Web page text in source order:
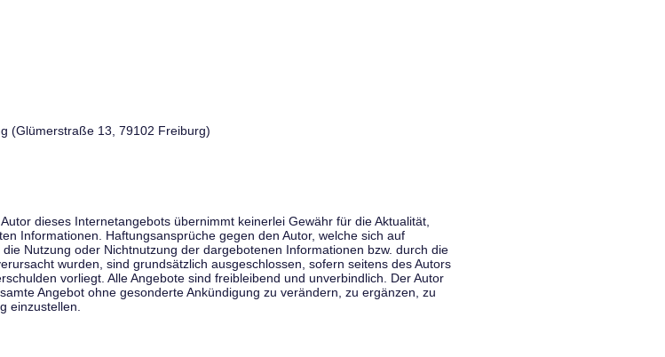
(Glümerstraße 13, 79102 Freiburg)
dieses Internetangebots übernimmt keinerlei Gewähr für die Aktualität,
Informationen. Haftungsansprüche gegen den Autor, welche sich auf
Nutzung oder Nichtnutzung der dargebotenen Informationen bzw. durch die
wurden, sind grundsätzlich ausgeschlossen, sofern seitens des Autors
vorliegt. Alle Angebote sind freibleibend und unverbindlich. Der Autor
Angebot ohne gesonderte Ankündigung zu verändern, zu ergänzen, zu
einzustellen.